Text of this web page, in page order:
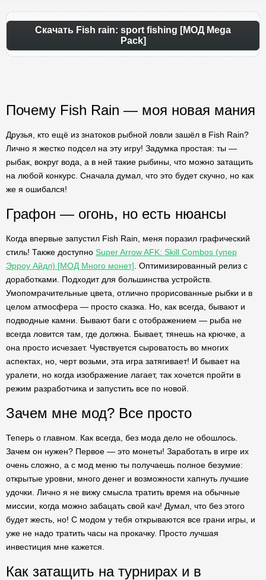
Скачать Fish rain: sport fishing [МОД Mega
Pack]
Почему Fish Rain — моя новая мания
Друзья, кто ещё из знатоков рыбной ловли зашёл в Fish Rain?
Лично я жестко подсел на эту игру! Задумка простая: ты —
рыбак, вокруг вода, а в ней такие рыбины, что можно затащить
на любой конкурс. Сначала думал, что это будет скучно, но как
же я ошибался!
Графон — огонь, но есть нюансы
Когда впервые запустил Fish Rain, меня поразил графический
стиль! Также доступно Super Arrow AFK: Skill Combos (упер
Эрроу Айдл) [МОД Много монет] . Оптимизированный релиз с
доработками. Подходит для большинства устройств.
Умопомрачительные цвета, отлично прорисованные рыбки и в
целом атмосфера — просто сказка. Но, как всегда, бывают и
подводные камни. Бывают баги с отображением — рыба не
всегда ловится там, где должна. Бывает, тянешь на крючке, а
она просто исчезает. Чувствуется сыроватость во многих
аспектах, но, черт возьми, эта игра затягивает! И бывает на
уралети, но когда изображение лагает, так хочется пройти в
режим разработчика и запустить все по новой.
Зачем мне мод? Все просто
Теперь о главном. Как всегда, без мода дело не обошлось.
Зачем он нужен? Первое — это монеты! Заработать в игре их
очень сложно, а с мод меню ты получаешь полное безумие:
открытые уровни, много денег и возможности хапнуть лучшие
удочки. Лично я не вижу смысла тратить время на обычные
миссии, когда можно забацать свой кач! Думал, что без этого
будет жесть, но! С модом у тебя открываются все грани игры, и
уже не надо тратить часы на прокачку. Просто лучшая
инвестиция мне кажется.
Как затащить на турнирах и в